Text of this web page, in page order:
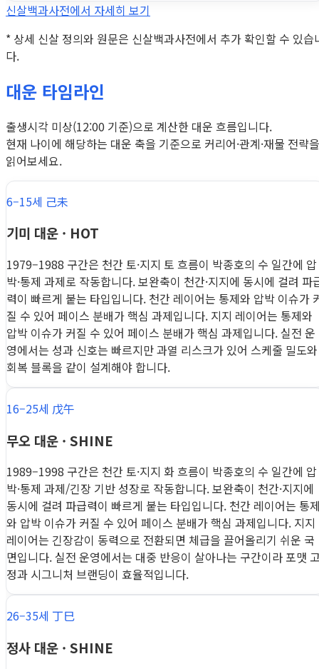
신살백과사전에서 자세히 보기
* 상세 신살 정의와 원문은 신살백과사전에서 추가 확인할 수 있습
다.
대운 타임라인
출생시각 미상(12:00 기준)으로 계산한 대운 흐름입니다.
현재 나이에 해당하는 대운 축을 기준으로 커리어·관계·재물 전략을
읽어보세요.
6–15세 己未
기미 대운 · HOT
1979–1988 구간은 천간 토·지지 토 흐름이 박종호의 수 일간에 압
박·통제 과제로 작동합니다. 보완축이 천간·지지에 동시에 걸려 파
력이 빠르게 붙는 타입입니다. 천간 레이어는 통제와 압박 이슈가
질 수 있어 페이스 분배가 핵심 과제입니다. 지지 레이어는 통제와
압박 이슈가 커질 수 있어 페이스 분배가 핵심 과제입니다. 실전 운
영에서는 성과 신호는 빠르지만 과열 리스크가 있어 스케줄 밀도와
회복 블록을 같이 설계해야 합니다.
16–25세 戊午
무오 대운 · SHINE
1989–1998 구간은 천간 토·지지 화 흐름이 박종호의 수 일간에 압
박·통제 과제/긴장 기반 성장로 작동합니다. 보완축이 천간·지지에
동시에 걸려 파급력이 빠르게 붙는 타입입니다. 천간 레이어는 통
와 압박 이슈가 커질 수 있어 페이스 분배가 핵심 과제입니다. 지지
레이어는 긴장감이 동력으로 전환되면 체급을 끌어올리기 쉬운 국
면입니다. 실전 운영에서는 대중 반응이 살아나는 구간이라 포맷
정과 시그니처 브랜딩이 효율적입니다.
26–35세 丁巳
정사 대운 · SHINE